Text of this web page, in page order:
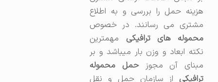
هزینه حمل را بررسی و به اطلاع
مشتری می رسانند. در خصوص
محموله های ترافیکیمهمترین
نکته ابعاد و وزن بار میباشد و بر
مبنای آن مجوزحمل محموله
ترافیکیاز سازمان حمل و نقل